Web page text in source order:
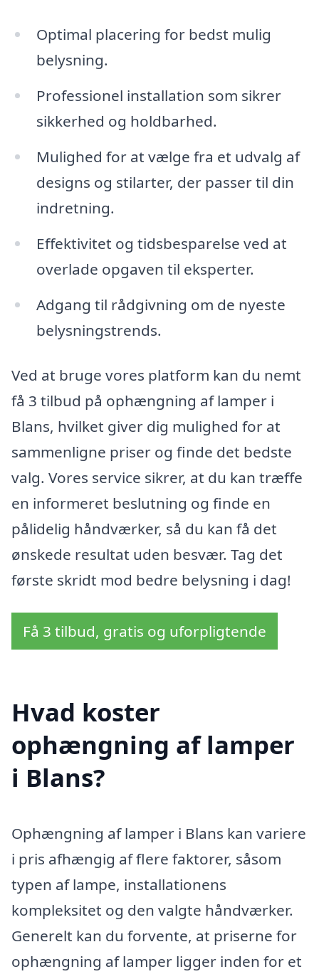
Optimal placering for bedst mulig
belysning.
Professionel installation som sikrer
sikkerhed og holdbarhed.
Mulighed for at vælge fra et udvalg af
designs og stilarter, der passer til din
indretning.
Effektivitet og tidsbesparelse ved at
overlade opgaven til eksperter.
Adgang til rådgivning om de nyeste
belysningstrends.
Ved at bruge vores platform kan du nemt
få 3 tilbud på ophængning af lamper i
Blans, hvilket giver dig mulighed for at
sammenligne priser og finde det bedste
valg. Vores service sikrer, at du kan træffe
en informeret beslutning og finde en
pålidelig håndværker, så du kan få det
ønskede resultat uden besvær. Tag det
første skridt mod bedre belysning i dag!
Få 3 tilbud, gratis og uforpligtende
Hvad koster
ophængning af lamper
i Blans?
Ophængning af lamper i Blans kan variere
i pris afhængig af flere faktorer, såsom
typen af lampe, installationens
kompleksitet og den valgte håndværker.
Generelt kan du forvente, at priserne for
ophængning af lamper ligger inden for et